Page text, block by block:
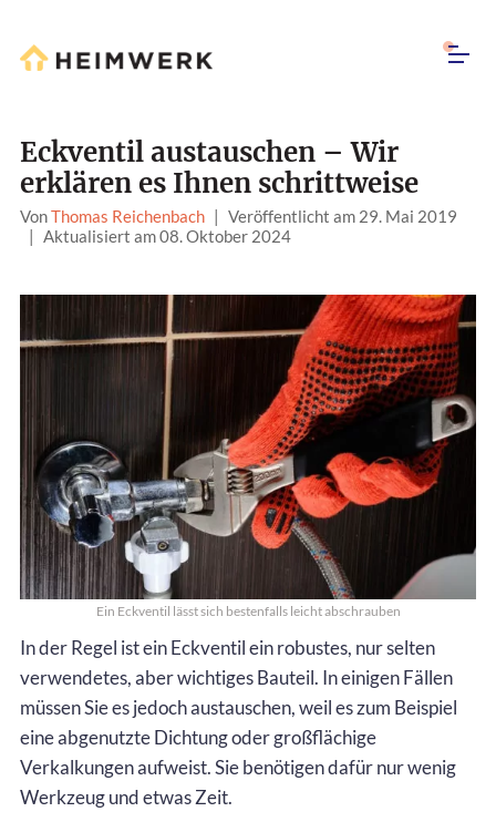
Eckventil austauschen – Wir
erklären es Ihnen schrittweise
VonThomas Reichenbach | Veröffentlicht am 29. Mai 2019
| Aktualisiert am 08. Oktober 2024
Ein Eckventil lässt sich bestenfalls leicht abschrauben
In der Regel ist ein Eckventil ein robustes, nur selten
verwendetes, aber wichtiges Bauteil. In einigen Fällen
müssen Sie es jedoch austauschen, weil es zum Beispiel
eine abgenutzte Dichtung oder großflächige
Verkalkungen aufweist. Sie benötigen dafür nur wenig
Werkzeug und etwas Zeit.